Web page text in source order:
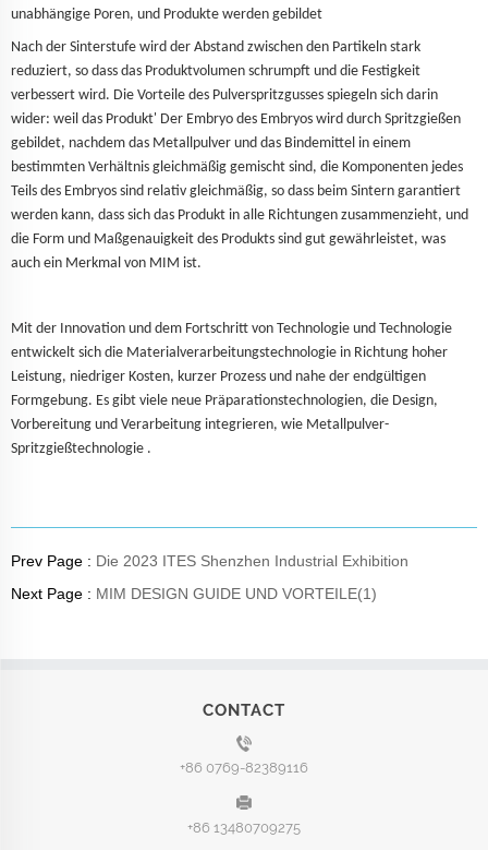
unabhängige Poren, und Produkte werden gebildet
Nach der Sinterstufe wird der Abstand zwischen den Partikeln stark
reduziert, so dass das Produktvolumen schrumpft und die Festigkeit
verbessert wird. Die Vorteile des Pulverspritzgusses spiegeln sich darin
wider: weil das Produkt' Der Embryo des Embryos wird durch Spritzgießen
gebildet, nachdem das Metallpulver und das Bindemittel in einem
bestimmten Verhältnis gleichmäßig gemischt sind, die Komponenten jedes
Teils des Embryos sind relativ gleichmäßig, so dass beim Sintern garantiert
werden kann, dass sich das Produkt in alle Richtungen zusammenzieht, und
die Form und Maßgenauigkeit des Produkts sind gut gewährleistet, was
auch ein Merkmal von MIM ist.
Mit der Innovation und dem Fortschritt von Technologie und Technologie
entwickelt sich die Materialverarbeitungstechnologie in Richtung hoher
Leistung, niedriger Kosten, kurzer Prozess und nahe der endgültigen
Formgebung. Es gibt viele neue Präparationstechnologien, die Design,
Vorbereitung und Verarbeitung integrieren, wie Metallpulver-
Spritzgießtechnologie .
Prev Page : Die 2023 ITES Shenzhen Industrial Exhibition
Next Page : MIM DESIGN GUIDE UND VORTEILE(1)
CONTACT
+86 0769-82389116
+86 13480709275